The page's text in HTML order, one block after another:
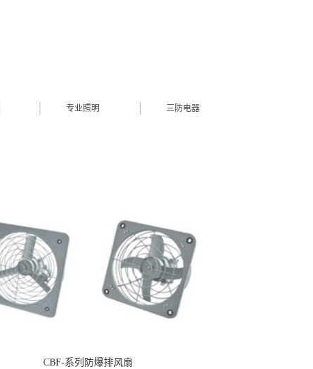
专业照明 三防电器
CBF-系列防爆排风扇